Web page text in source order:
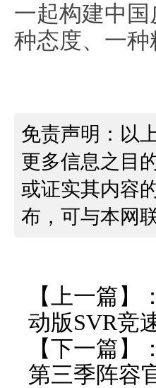
一起构建中
种态度、一种
免责声明：以
更多信息之目
或证实其内容
布，可与本网
【上一篇】：
动版SVR竞
【下一篇】：
第三季阵容